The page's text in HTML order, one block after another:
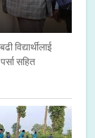
सहित